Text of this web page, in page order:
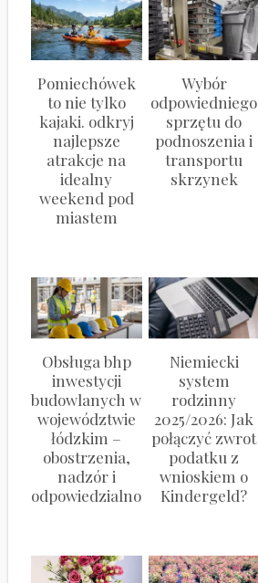
Pomiechówek
to nie tylko
kajaki. odkryj
najlepsze
atrakcje na
idealny
weekend pod
miastem
Wybór
odpowiedniego
sprzętu do
podnoszenia i
transportu
skrzynek
Obsługa bhp
inwestycji
budowlanych w
województwie
łódzkim –
obostrzenia,
nadzór i
odpowiedzialność
Niemiecki
system
rodzinny
2025/2026: Jak
połączyć zwrot
podatku z
wnioskiem o
Kindergeld?